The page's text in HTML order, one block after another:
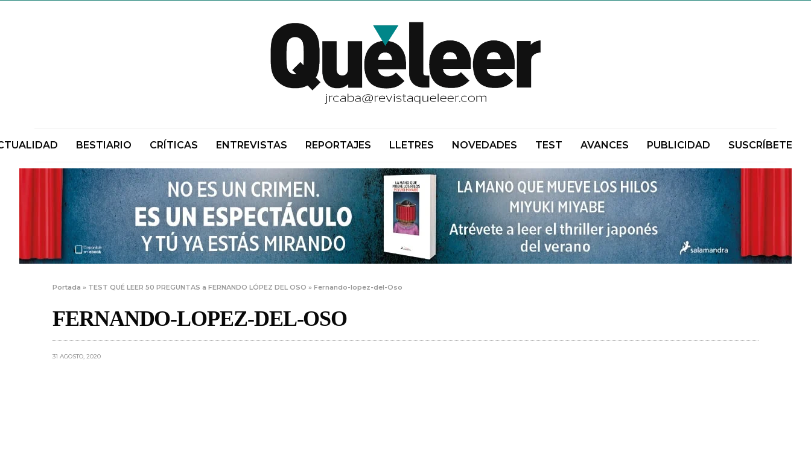
BESTIARIO CRÍTICAS ENTREVISTAS REPORTAJES LLETRES NOVEDADES TEST AVANCES PUBLICIDAD SUSCRÍBETE
Portada » TEST QUÉ LEER 50 PREGUNTAS a FERNANDO LÓPEZ DEL OSO »Fernando-lopez-del-Oso
FERNANDO-LOPEZ-DEL-OSO
31 AGOSTO, 2020